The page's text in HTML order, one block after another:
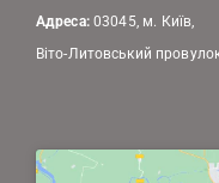
Адреса:03045, м. Київ,
Віто-Литовський